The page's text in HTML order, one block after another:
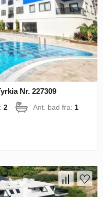
Nr. 227309
2 Ant. bad fra: 1